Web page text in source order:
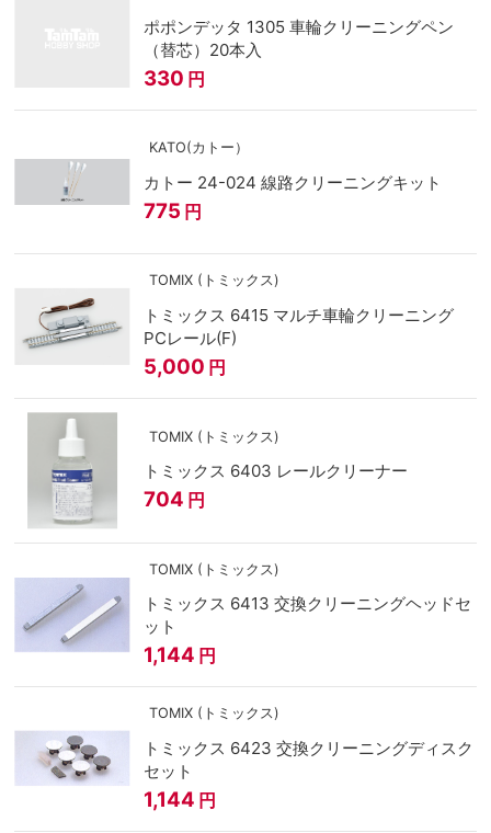
ポポンデッタ 1305 車輪クリーニングペン
（替芯）20本入
330 円
KATO(カトー）
カトー 24-024 線路クリーニングキット
775 円
TOMIX (トミックス)
トミックス 6415 マルチ車輪クリーニング
PCレール(F)
5,000 円
TOMIX (トミックス)
トミックス 6403 レールクリーナー
704 円
TOMIX (トミックス)
トミックス 6413 交換クリーニングヘッドセ
ット
1,144 円
TOMIX (トミックス)
トミックス 6423 交換クリーニングディスク
セット
1,144 円